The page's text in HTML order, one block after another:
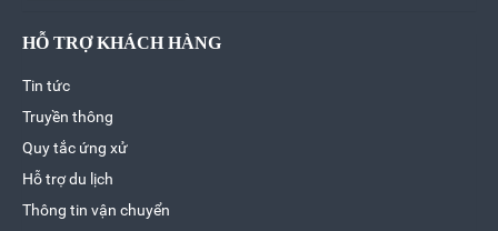
HỖ TRỢ KHÁCH HÀNG
Tin tức
Truyền thông
Quy tắc ứng xử
Hỗ trợ du lịch
Thông tin vận chuyển